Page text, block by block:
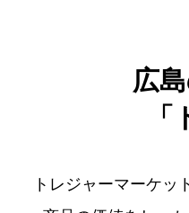
広
トレジャーマーケッ